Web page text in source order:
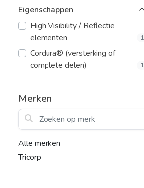
Eigenschappen
High Visibility / Reflectie
elementen
1
Cordura® (versterking of
complete delen)
1
Merken
Zoeken op merk
Alle merken
Tricorp